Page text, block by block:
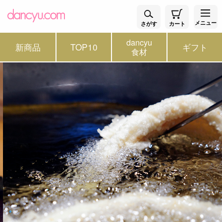
さがす カート メニュー
新商品 TOP10 dancyu
食材 ギフト